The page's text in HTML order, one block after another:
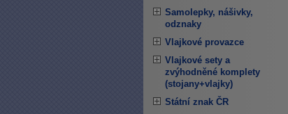
Samolepky, nášivky,
odznaky
Vlajkové provazce
Vlajkové sety a
zvýhodněné komplety
(stojany+vlajky)
Státní znak ČR